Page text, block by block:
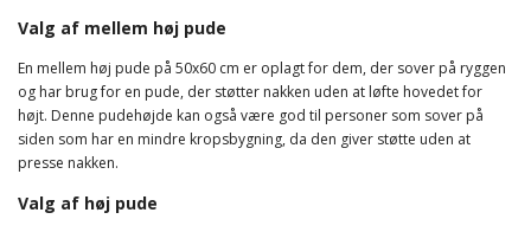
Valg af mellem høj pude
En mellem høj pude på 50x60 cm er oplagt for dem, der sover på ryggen
og har brug for en pude, der støtter nakken uden at løfte hovedet for
højt. Denne pudehøjde kan også være god til personer som sover på
siden som har en mindre kropsbygning, da den giver støtte uden at
presse nakken.
Valg af høj pude